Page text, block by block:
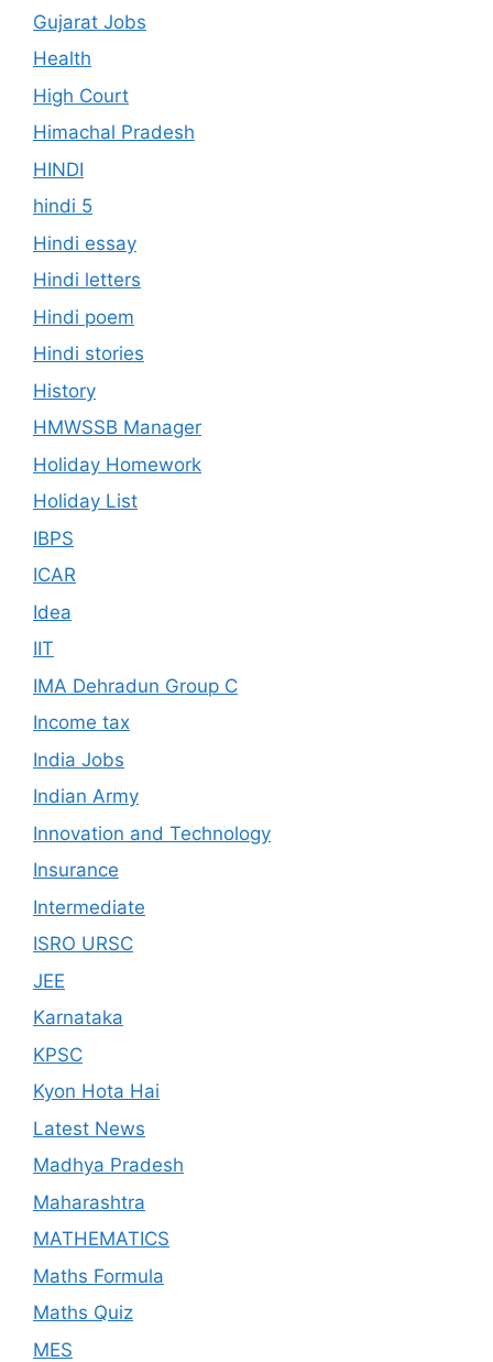
Gujarat Jobs
Health
High Court
Himachal Pradesh
HINDI
hindi 5
Hindi essay
Hindi letters
Hindi poem
Hindi stories
History
HMWSSB Manager
Holiday Homework
Holiday List
IBPS
ICAR
Idea
IIT
IMA Dehradun Group C
Income tax
India Jobs
Indian Army
Innovation and Technology
Insurance
Intermediate
ISRO URSC
JEE
Karnataka
KPSC
Kyon Hota Hai
Latest News
Madhya Pradesh
Maharashtra
MATHEMATICS
Maths Formula
Maths Quiz
MES